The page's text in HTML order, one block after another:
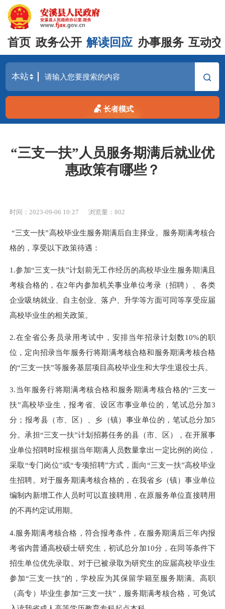
首页 政务公开 解读回应 办事服务 互动
长者模式
“三支一扶”人员服务期满后就业优
惠政策有哪些？
时间：2023-09-06 10:27 浏览量： 802
“三支一扶”高校毕业生服务期满后自主择业。服务期满考核合
格的，享受以下政策待遇：
1.参加“三支一扶”计划前无工作经历的高校毕业生服务期满且
考核合格的，在2年内参加机关事业单位考录（招聘）、各类
企业吸纳就业、自主创业、落户、升学等方面可同等享受应届
高校毕业生的相关政策。
2.在全省公务员录用考试中，安排当年招录计划数10%的职
位，定向招录当年服务行将期满考核合格和服务期满考核合格
的“三支一扶”等服务基层项目高校毕业生和大学生退役士兵。
3.当年服务行将期满考核合格和服务期满考核合格的“三支一
扶”高校毕业生，报考省、设区市事业单位的，笔试总分加3
分；报考县（市、区）、乡（镇）事业单位的，笔试总分加5
分。承担“三支一扶”计划招募任务的县（市、区），在开展事
业单位招聘时应根据当年期满人员数量拿出一定比例的岗位，
采取“专门岗位”或“专项招聘”方式，面向“三支一扶”高校毕业
生招聘。对于服务期满考核合格的，在我省乡（镇）事业单位
编制内新增工作人员时可以直接聘用，在原服务单位直接聘用
的不再约定试用期。
4.服务期满考核合格，符合报考条件，在服务期满后三年内报
考省内普通高校硕士研究生，初试总分加10分，在同等条件下
招生单位优先录取。对于已被录取为研究生的应届高校毕业生
参加“三支一扶”的，学校应为其保留学籍至服务期满。高职
（高专）毕业生参加“三支一扶”，服务期满考核合格，可免试